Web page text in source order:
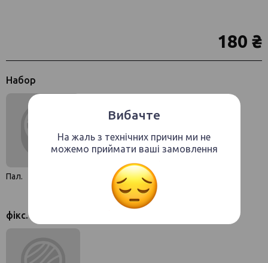
Вибачте
На жаль з технічних причин ми не
можемо приймати ваші замовлення
180 ₴
Набор
Пал.
фікс.